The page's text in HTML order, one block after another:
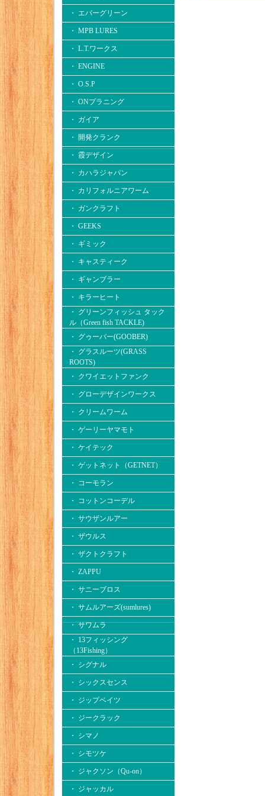
・ エバーグリーン
・ MPB LURES
・ L.T.ワークス
・ ENGINE
・ O.S.P
・ ONプラニング
・ ガイア
・ 開発クランク
・ 霞デザイン
・ カハラジャパン
・ カリフォルニアワーム
・ ガンクラフト
・ GEEKS
・ ギミック
・ キャスティーク
・ ギャンブラー
・ キラーヒート
・ グリーンフィッシュ タック
ル（Green fish TACKLE)
・ グゥーバー(GOOBER)
・ グラスルーツ(GRASS
ROOTS)
・ クワイエットファンク
・ グローデザインワークス
・ クリームワーム
・ ゲーリーヤマモト
・ ケイテック
・ ゲットネット（GETNET）
・ コーモラン
・ コットンコーデル
・ サウザンルアー
・ ザウルス
・ ザクトクラフト
・ ZAPPU
・ サニーブロス
・ サムルアーズ(sumlures)
・ サワムラ
・ 13フィッシング
（13Fishing）
・ シグナル
・ シックスセンス
・ ジップベイツ
・ ジークラック
・ シマノ
・ シモツケ
・ ジャクソン（Qu-on）
・ ジャッカル